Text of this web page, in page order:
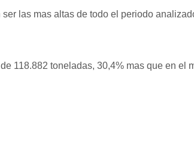
las mas altas de todo el periodo
118.882 toneladas, 30,4% mas que en el